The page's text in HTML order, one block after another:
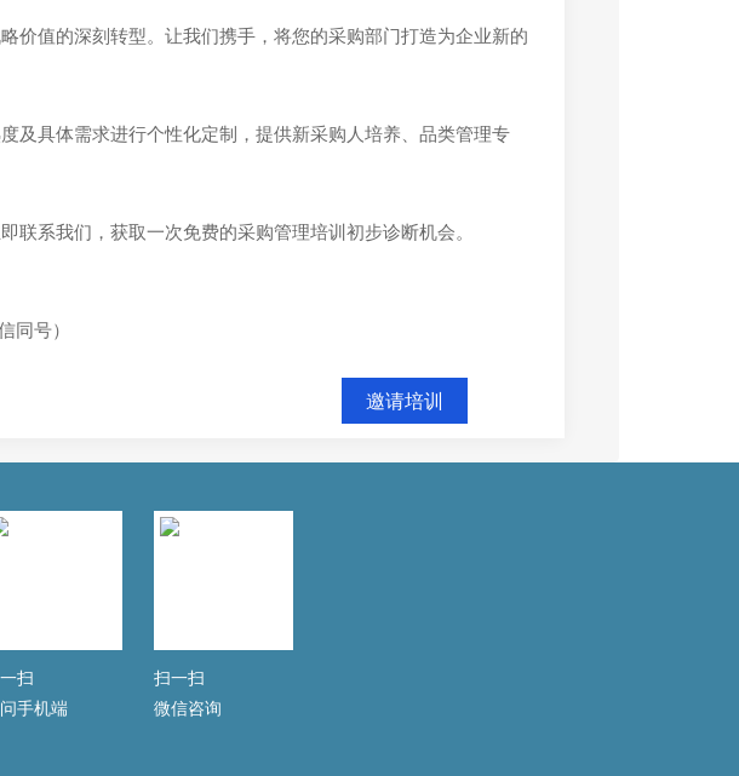
价值的深刻转型。让我们携手，将您的采购部门打造为企业新的
及具体需求进行个性化定制，提供新采购人培养、品类管理专
联系我们，获取一次免费的采购管理培训初步诊断机会。
同号）
邀请培训
扫
手机端
扫一扫
微信咨询